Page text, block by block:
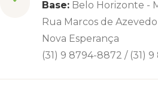
Base: Belo Horizonte -
Rua Marcos de
Nova Esperança
(31) 9 8794-8872 / (31)